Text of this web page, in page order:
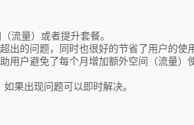
流量）或者提升套餐。
的问题，同时也很好的节省了用户的使
用户避免了每个月增加额外空间（流量）
果出现问题可以即时解决。